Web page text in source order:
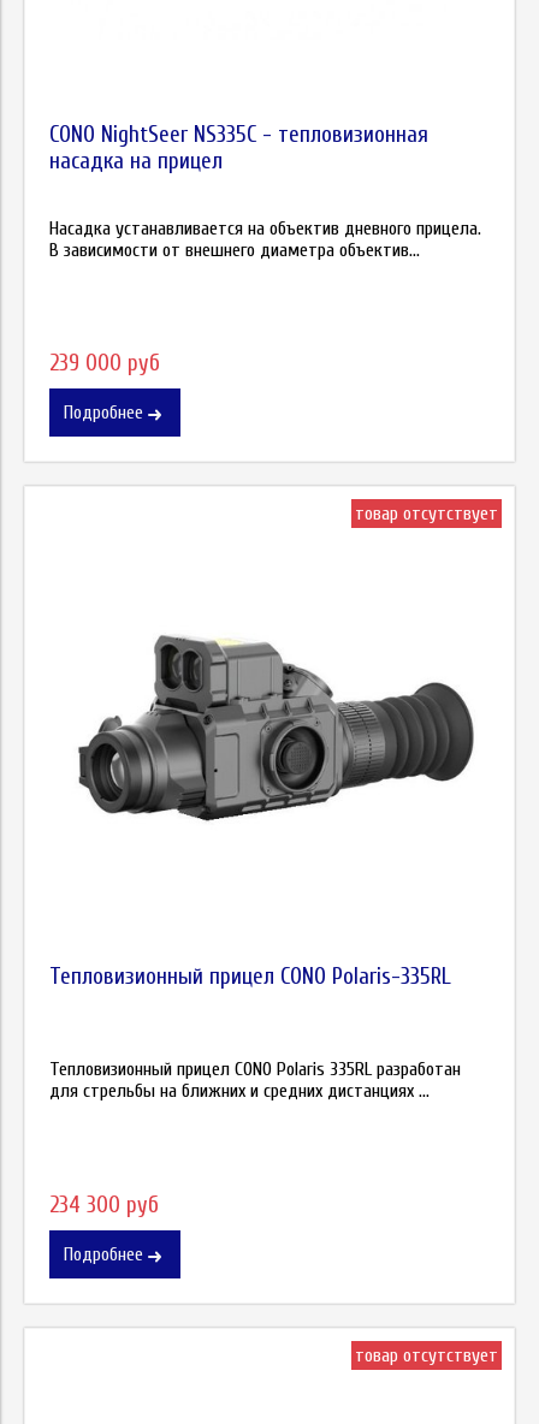
CONO NightSeer NS335C - тепловизионная
насадка на прицел
Насадка устанавливается на объектив дневного прицела.
В зависимости от внешнего диаметра объектив...
239 000 руб
Подробнее
товар отсутствует
Тепловизионный прицел CONO Polaris-335RL
Тепловизионный прицел CONO Polaris 335RL разработан
для стрельбы на ближних и средних дистанциях ...
234 300 руб
Подробнее
товар отсутствует